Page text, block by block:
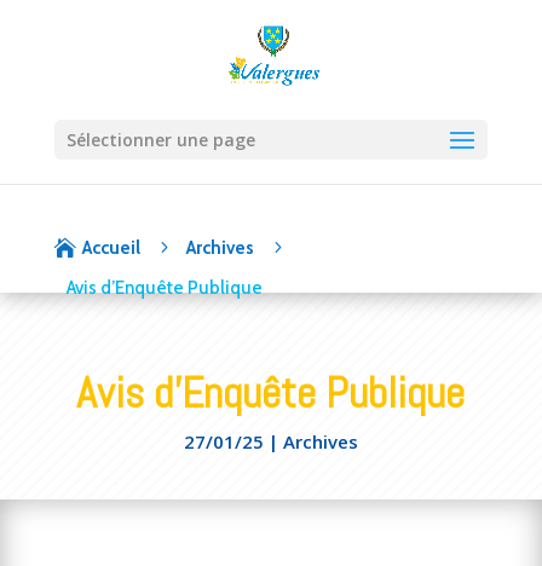
Sélectionner une page
 Accueil 5 Archives
5
Avis d’Enquête Publique
Avis d’Enquête Publique
27/01/25 | Archives